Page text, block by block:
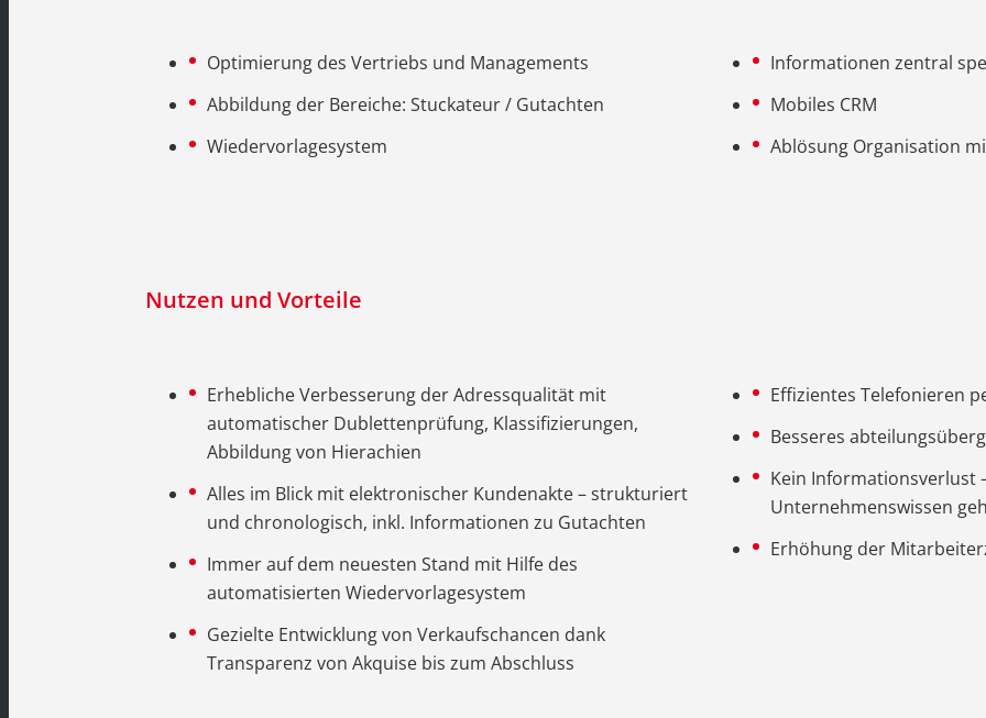
Optimierung des Vertriebs und Managements
Abbildung der Bereiche: Stuckateur / Gutachten
Wiedervorlagesystem
Informationen zentral
Mobiles CRM
Ablösung Organisation
Nutzen und Vorteile
Erhebliche Verbesserung der Adressqualität mit
automatischer Dublettenprüfung, Klassifizierungen,
Abbildung von Hierachien
Alles im Blick mit elektronischer Kundenakte – strukturiert
und chronologisch, inkl. Informationen zu Gutachten
Immer auf dem neuesten Stand mit Hilfe des
automatisierten Wiedervorlagesystem
Gezielte Entwicklung von Verkaufschancen dank
Transparenz von Akquise bis zum Abschluss
Effizientes Telefonieren
Besseres
Kein Informationsverlust
Unternehmenswissen
Erhöhung der